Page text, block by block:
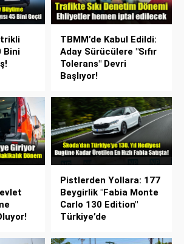
Bini
TBMM’de Kabul Edildi:
Aday Sürücülere "Sıfır
Tolerans" Devri
Başlıyor!
Pistlerden Yollara: 177
Beygirlik "Fabia Monte
Carlo 130 Edition"
Türkiye’de